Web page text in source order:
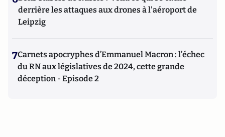
derrière les attaques aux drones à l'aéroport de
Leipzig
7Carnets apocryphes d’Emmanuel Macron : l’échec
du RN aux législatives de 2024, cette grande
déception - Episode 2